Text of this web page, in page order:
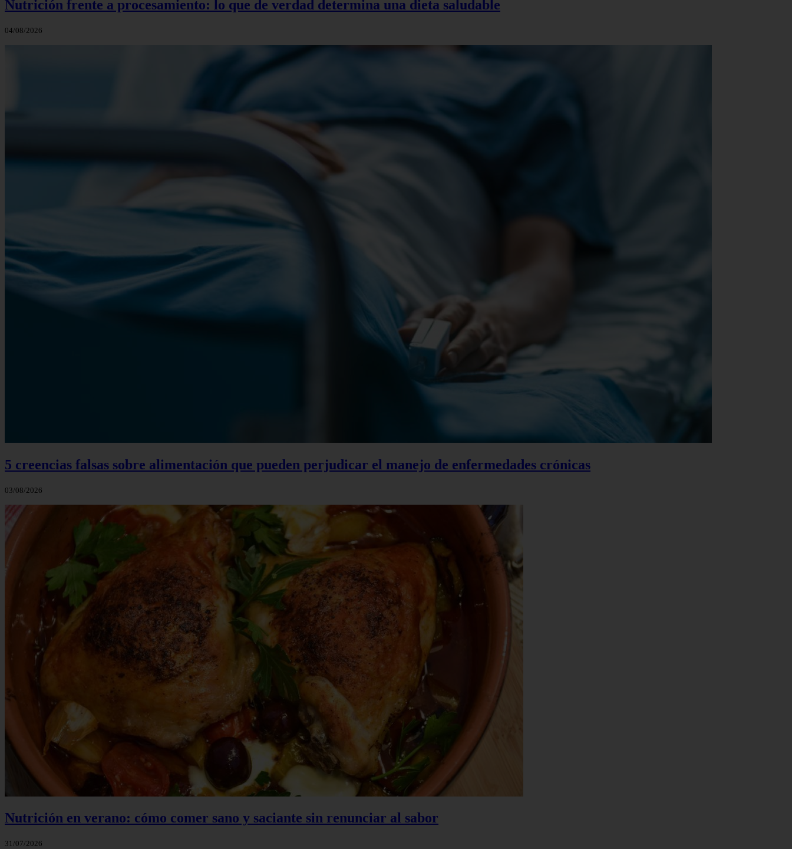
Nutrición frente a procesamiento: lo que de verdad determina una dieta saludable
04/08/2026
5 creencias falsas sobre alimentación que pueden perjudicar el manejo de enfermedades crónicas
03/08/2026
Nutrición en verano: cómo comer sano y saciante sin renunciar al sabor
31/07/2026